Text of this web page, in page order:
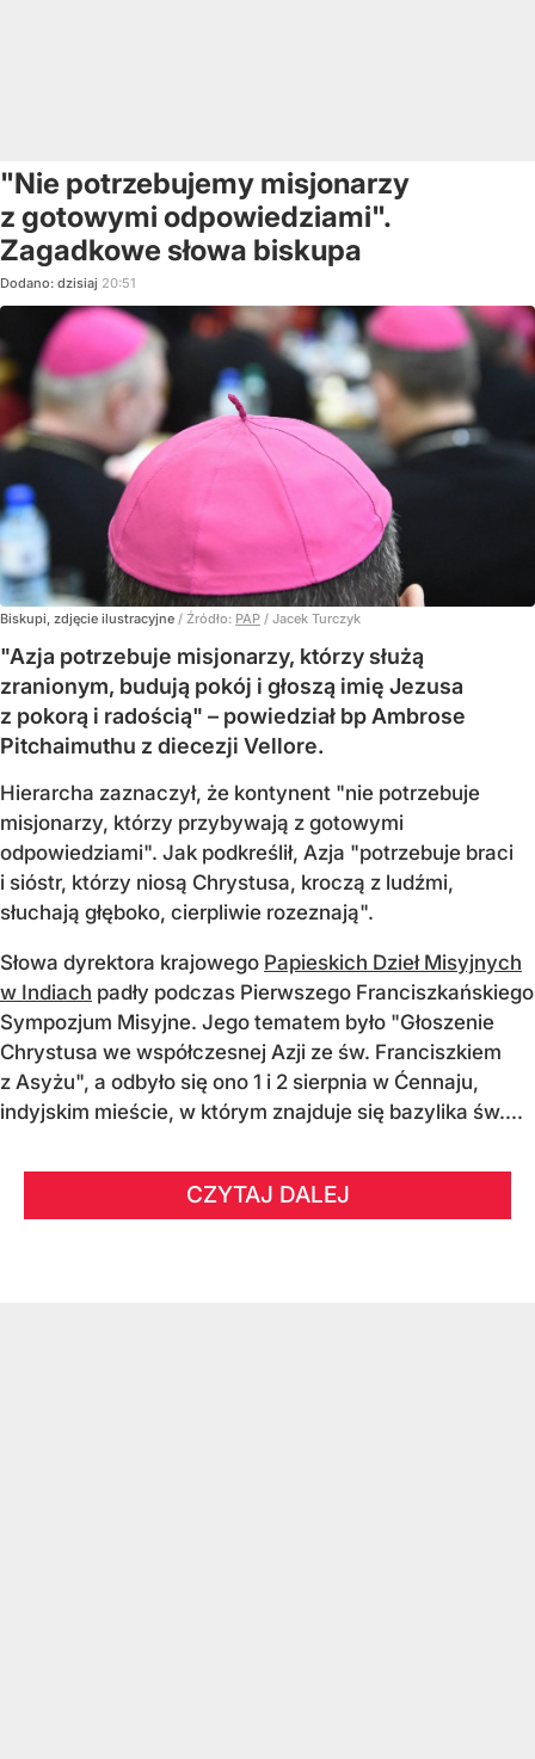
"Nie potrzebujemy misjonarzy
z gotowymi odpowiedziami".
Zagadkowe słowa biskupa
Dodano: dzisiaj 20:51
Biskupi, zdjęcie ilustracyjne / Źródło: PAP / Jacek Turczyk
"Azja potrzebuje misjonarzy, którzy służą
zranionym, budują pokój i głoszą imię Jezusa
z pokorą i radością" – powiedział bp Ambrose
Pitchaimuthu z diecezji Vellore.
Hierarcha zaznaczył, że kontynent "nie potrzebuje
misjonarzy, którzy przybywają z gotowymi
odpowiedziami". Jak podkreślił, Azja "potrzebuje braci
i sióstr, którzy niosą Chrystusa, kroczą z ludźmi,
słuchają głęboko, cierpliwie rozeznają".
Słowa dyrektora krajowego Papieskich Dzieł Misyjnych
w Indiach padły podczas Pierwszego Franciszkańskiego
Sympozjum Misyjne. Jego tematem było "Głoszenie
Chrystusa we współczesnej Azji ze św. Franciszkiem
z Asyżu", a odbyło się ono 1 i 2 sierpnia w Ćennaju,
indyjskim mieście, w którym znajduje się bazylika św....
CZYTAJ DALEJ